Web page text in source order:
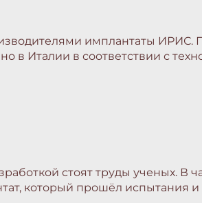
имплантаты ИРИС.
в Италии в соответствии с
стоят труды ученых. В
который прошёл испытания